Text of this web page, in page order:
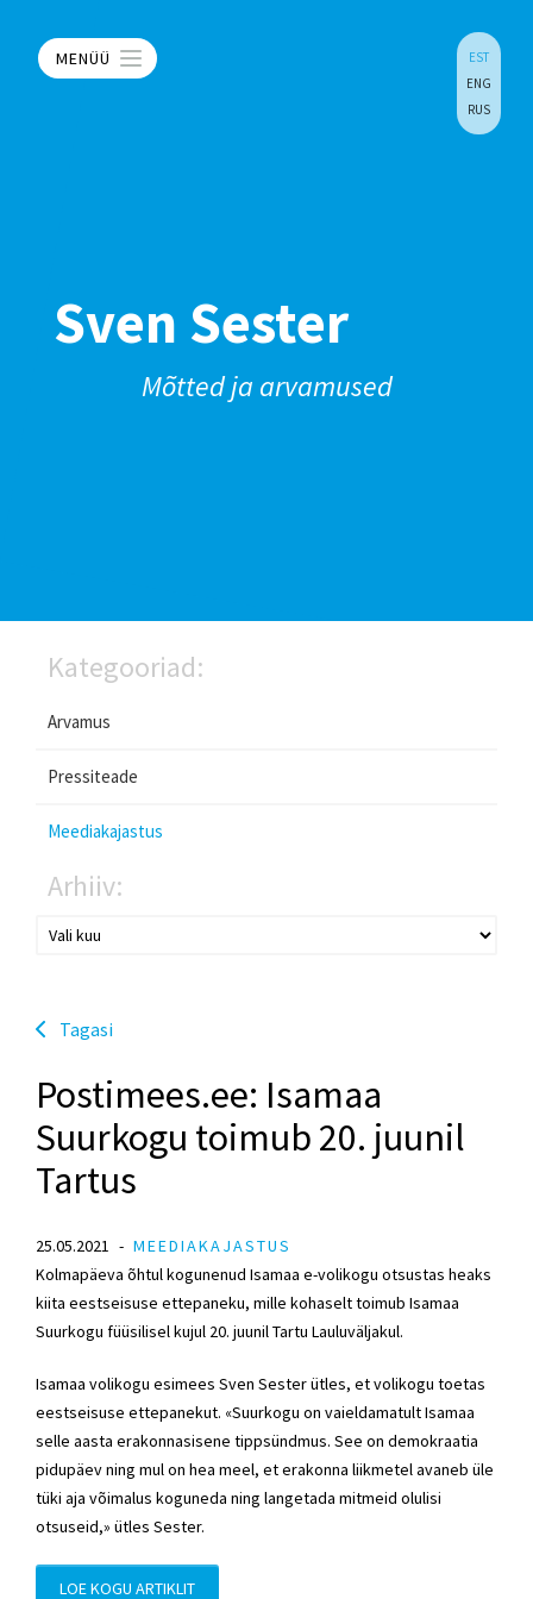
MENÜÜ
EST
ENG
RUS
Sven Sester
Mõtted ja arvamused
Kategooriad:
Arvamus
Pressiteade
Meediakajastus
Arhiiv:
Tagasi
Postimees.ee: Isamaa
Suurkogu toimub 20. juunil
Tartus
25.05.2021
MEEDIAKAJASTUS
Kolmapäeva õhtul kogunenud Isamaa e-volikogu otsustas heaks
kiita eestseisuse ettepaneku, mille kohaselt toimub Isamaa
Suurkogu füüsilisel kujul 20. juunil Tartu Lauluväljakul.
Isamaa volikogu esimees Sven Sesterütles, et volikogu toetas
eestseisuse ettepanekut. «Suurkogu on vaieldamatult Isamaa
selle aasta erakonnasisene tippsündmus. See on demokraatia
pidupäev ning mul on hea meel, et erakonna liikmetel avaneb üle
tüki aja võimalus koguneda ning langetada mitmeid olulisi
otsuseid,» ütles Sester.
LOE KOGU ARTIKLIT